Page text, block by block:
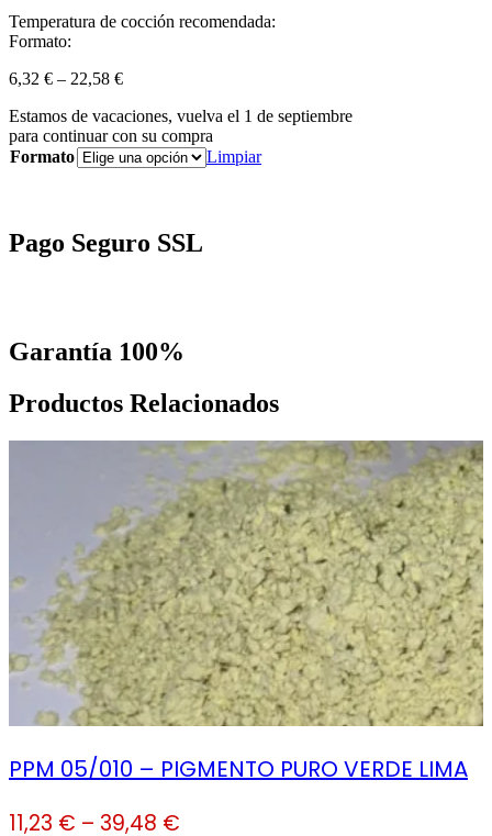
Temperatura de cocción recomendada:
Formato:
6,32 € – 22,58 €
Estamos de vacaciones, vuelva el 1 de septiembre
para continuar con su compra
Formato
Limpiar
Pago Seguro SSL
Garantía 100%
Productos Relacionados
PPM 05/010 – PIGMENTO PURO VERDE LIMA
11,23 € – 39,48 €